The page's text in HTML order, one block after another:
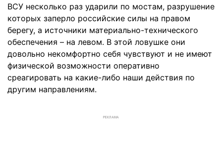
ВСУ несколько раз ударили по мостам, разрушение
которых заперло российские силы на правом
берегу, а источники материально-технического
обеспечения – на левом. В этой ловушке они
довольно некомфортно себя чувствуют и не имеют
физической возможности оперативно
среагировать на какие-либо наши действия по
другим направлениям.
РЕКЛАМА